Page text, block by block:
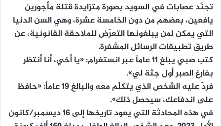
تجنّد عصابات في السويد بصورة متزايدة قتلة مأجورين
يافعين، بعضهم من دون الخامسة عشرة، وهي السن الدنيا
التي يمكن لمن يبلغونها التعرّض للملاحقة القانونية، عن
طريق تطبيقات الرسائل المشفرة.
كتب صبي يبلغ 11 عاماً عبر انستغرام: «يا أخي، أنا أنتظر
بفارغ الصبر أول جثة لي».
فردّ عليه الشخص الذي يتكلّم معه والبالغ 19 عاماً: «حافظ
على اندفاعك، سيحصل ذلك».
في هذه المحادثة التي يعود تاريخها إلى 16 ديسمبر/كانون